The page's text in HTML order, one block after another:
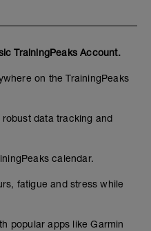
TrainingPeaks Account.
on the TrainingPeaks
data tracking and
calendar.
fatigue and stress while
popular apps like Garmin